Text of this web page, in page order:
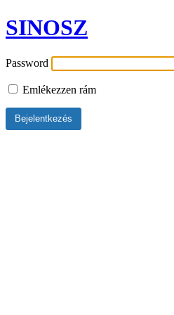
SINOSZ
Password
Emlékezzen rám